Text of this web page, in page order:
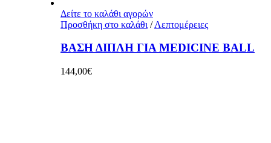
Δείτε το καλάθι αγορών
Προσθήκη στο καλάθι / Λεπτομέρειες
ΒΑΣΗ ΔΙΠΛΗ ΓΙΑ MEDICINE BALL
144,00€